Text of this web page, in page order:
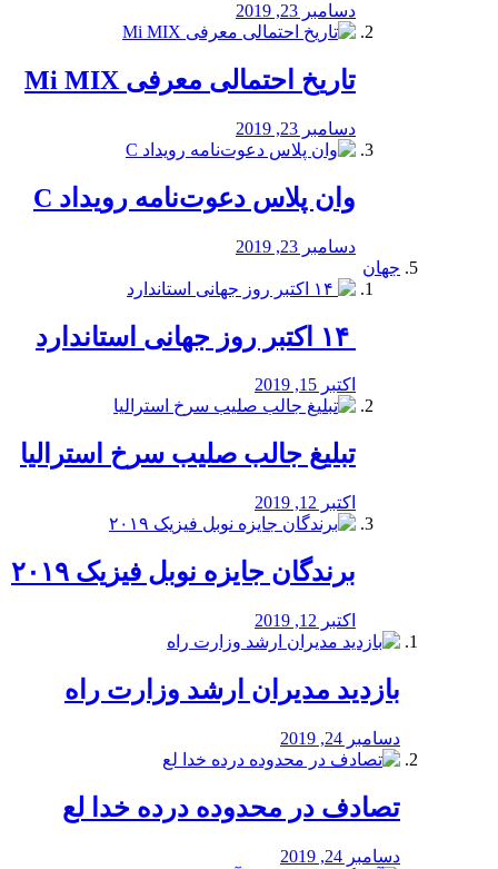
دسامبر 23, 2019
تاریخ احتمالی معرفی Mi MIX
دسامبر 23, 2019
وان پلاس دعوت‌نامه رویداد C
دسامبر 23, 2019
جهان
اکتبر 15, 2019
تبلیغ جالب صلیب سرخ استرالیا
اکتبر 12, 2019
برندگان جایزه نوبل فیزیک ۲۰۱۹
اکتبر 12, 2019
بازدید مدیران ارشد وزارت راه
دسامبر 24, 2019
تصادف در محدوده درده خدا لع
دسامبر 24, 2019